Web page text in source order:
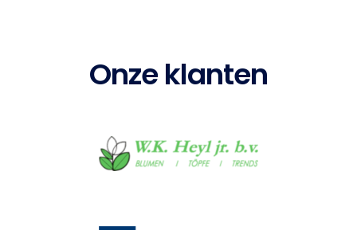
Onze klanten